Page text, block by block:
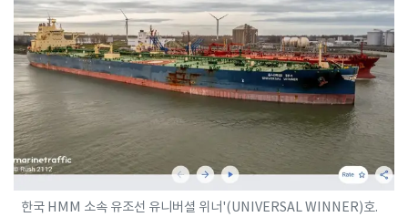
한국 HMM 소속 유조선 유니버셜 위너'(UNIVERSAL WINNER)호.